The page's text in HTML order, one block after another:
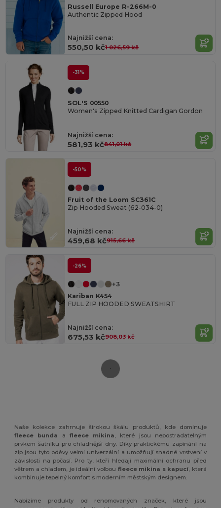
Russell Europe R-266M-0
Authentic Zipped Hood
Najnižší cena:
550,50 kč1 026,59 kč
-31%
SOL'S 00550
Women's Zipped Knitted Cardigan Gordon
Najnižší cena:
581,93 kč841,01 kč
-50%
Fruit of the Loom SC361C
Zip Hooded Sweat (62-034-0)
Najnižší cena:
459,68 kč915,66 kč
-26%
+3
Kariban K454
FULL ZIP HOODED SWEATSHIRT
Najnižší cena:
675,53 kč908,03 kč
Naše kolekce zahrnuje širokou škálu produktů, kde dominuje
fleece bunda a fleece mikina, které jsou nepostradatelným
prvkem šatníku pro chladnější dny. Díky praktickému zapínání na
zip jsou tyto oděvy velmi univerzální a umožňují snadné vrstvení v
závislosti na počasí. Pro ty, kteří hledají maximální ochranu před
větrem a chladem, je ideální volbou fleece mikina s kapucí, která
kombinuje tepelný komfort s moderním městským designem.
Nabízíme produkty od renomovaných značek, které jsou